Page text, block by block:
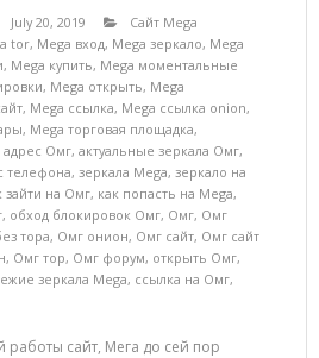
July 20, 2019
Сайт Mega
tor, Mega вход, Mega зеркало, Mega
, Mega купить, Mega моментальные
, Mega открыть, Mega
, Mega ссылка, Mega ссылка onion,
, Mega торговая площадка,
адрес Омг, актуальные зеркала Омг,
телефона, зеркала Mega, зеркало на
зайти на Омг, как попасть на Mega,
, обход блокировок Омг, Омг, Омг
тора, Омг онион, Омг сайт, Омг сайт
, Омг тор, Омг форум, открыть Омг,
зеркала Mega, ссылка на Омг,
работы сайт, Мега до сей пор